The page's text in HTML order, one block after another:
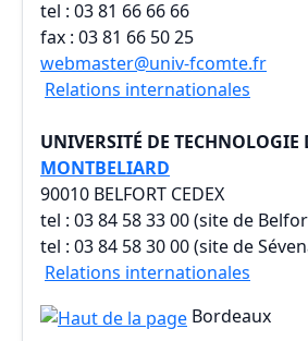
tel : 03 81 66 66 66
fax : 03 81 66 50 25
webmaster@univ-fcomte.fr
Relations internationales
UNIVERSITÉ DE TECHNOLOGIE
MONTBELIARD
90010 BELFORT CEDEX
tel : 03 84 58 33 00 (site de
tel : 03 84 58 30 00 (site de
Relations internationales
Bordeaux